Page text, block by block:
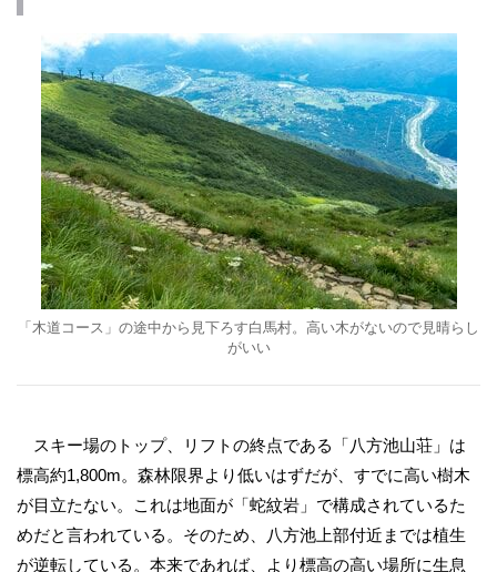
「木道コース」の途中から見下ろす白馬村。高い木がないので見晴らし
がいい
スキー場のトップ、リフトの終点である「八方池山荘」は
標高約1,800m。森林限界より低いはずだが、すでに高い樹木
が目立たない。これは地面が「蛇紋岩」で構成されているた
めだと言われている。そのため、八方池上部付近までは植生
が逆転している。本来であれば、より標高の高い場所に生息